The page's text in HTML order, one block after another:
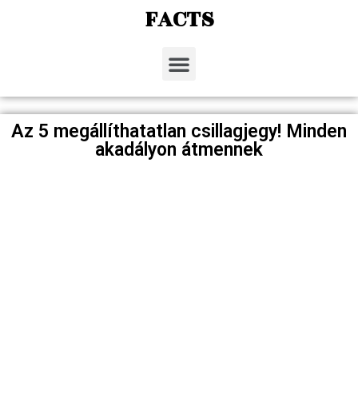
FACTS
Az 5 megállíthatatlan csillagjegy! Minden
akadályon átmennek